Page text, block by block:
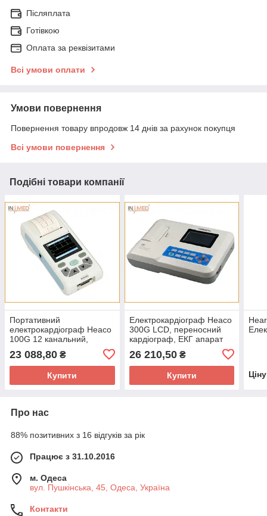
Післяплата
Готівкою
Оплата за реквізитами
Всі умови оплати
Умови повернення
Повернення товару впродовж 14 днів за рахунок покупця
Всі умови повернення
Подібні товари компанії
Портативний
електрокардіограф Heaco
100G 12 канальний,
Heaco, кардіограф Heaco
23 088,80 ₴
Купити
Електрокардіограф Heaco
300G LCD, переносний
кардіограф, ЕКГ апарат
26 210,50₴
Купити
Про нас
88% позитивних з 16 відгуків за рік
Працює з 31.10.2016
м. Одеса
вул. Пушкінська, 45, Одеса, Україна
Контакти